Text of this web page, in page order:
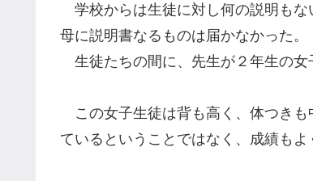
学校からは生徒に対し何の説明もな
母に説明書なるものは届かなかった。
生徒たちの間に、先生が２年生の女
この女子生徒は背も高く、体つき
ている と いうことではなく、成績もよ